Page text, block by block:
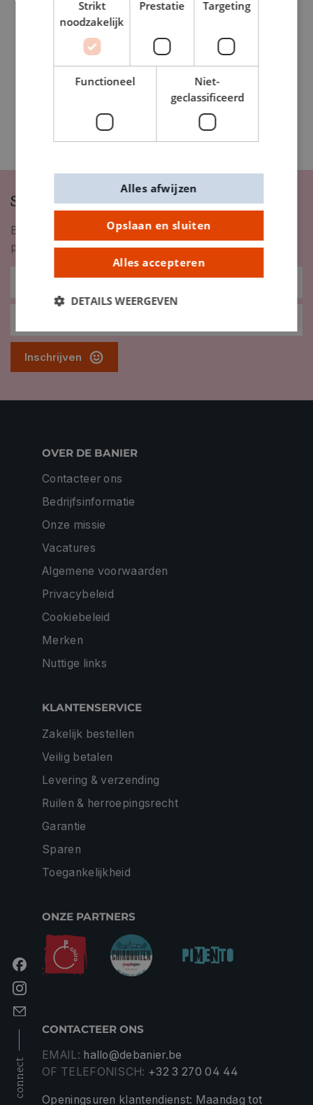
ARTIKELNUMMER
3320056
Schrijf je in op onze nieuwsbrief
Blijf op de hoogte van nieuwigheden, inspiratie,
promoties en meer!
Inschrijven
connect
OVER DE BANIER
Contacteer ons
Bedrijfsinformatie
Onze missie
Vacatures
Algemene voorwaarden
Privacybeleid
Cookiebeleid
Merken
Nuttige links
KLANTENSERVICE
Zakelijk bestellen
Veilig betalen
Levering & verzending
Ruilen & herroepingsrecht
Garantie
Sparen
Toegankelijkheid
ONZE PARTNERS
CONTACTEER ONS
EMAIL: hallo@debanier.be
OF TELEFONISCH: +32 3 270 04 44
Openingsuren klantendienst: Maandag tot
Strikt
noodzakelijk
Prestatie Targeting
Functioneel
Niet-
geclassificeerd
Opslaan en sluiten
Alles accepteren
Alles afwijzen
DETAILS WEERGEVEN